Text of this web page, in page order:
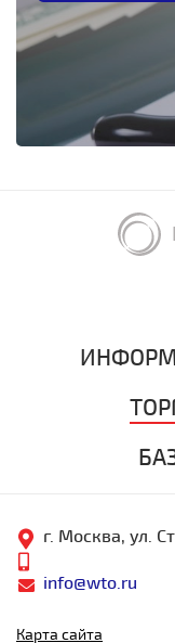
г. Москва, ул.
info@wto.ru
Карта сайта